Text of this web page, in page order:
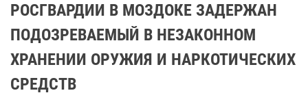
РОСГВАРДИИ В МОЗДОКЕ ЗАДЕРЖАН
ПОДОЗРЕВАЕМЫЙ В НЕЗАКОННОМ
ХРАНЕНИИ ОРУЖИЯ И НАРКОТИЧЕСКИХ
СРЕДСТВ